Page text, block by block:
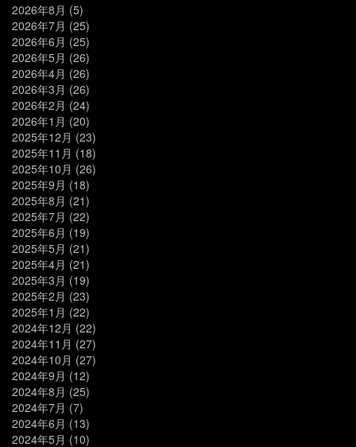
2026年8月 (5)
2026年7月 (25)
2026年6月 (25)
2026年5月 (26)
2026年4月 (26)
2026年3月 (26)
2026年2月 (24)
2026年1月 (20)
2025年12月 (23)
2025年11月 (18)
2025年10月 (26)
2025年9月 (18)
2025年8月 (21)
2025年7月 (22)
2025年6月 (19)
2025年5月 (21)
2025年4月 (21)
2025年3月 (19)
2025年2月 (23)
2025年1月 (22)
2024年12月 (22)
2024年11月 (27)
2024年10月 (27)
2024年9月 (12)
2024年8月 (25)
2024年7月 (7)
2024年6月 (13)
2024年5月 (10)